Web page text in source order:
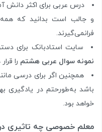
درس عربی برای اکثر
و جالب است بدانید که
فرانمی‌گیرند.
سایت استادبانک برای
نمونه سوال عربی هشتم را
همچنین اگر برای درسی
باشد به‌طورحتم در یادگیری
خواهد بود.
معلم خصوصی چه تاثیری